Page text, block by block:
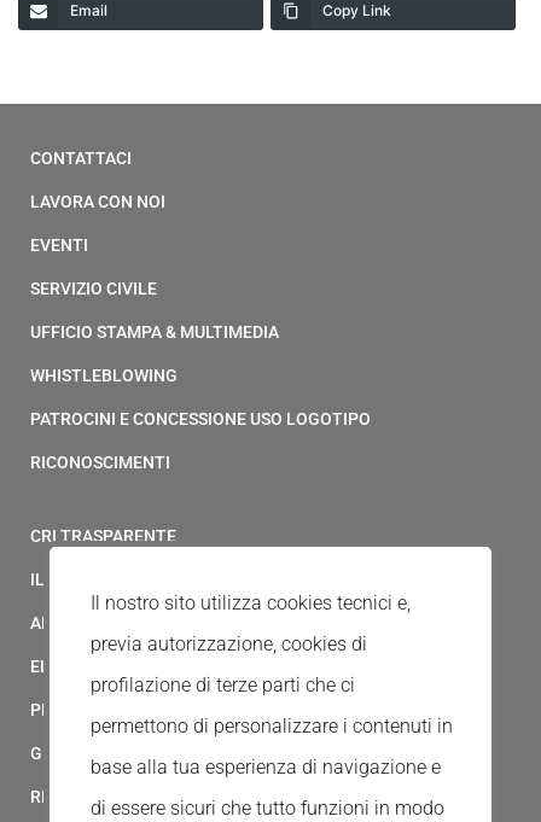
Email Copy Link
CONTATTACI
LAVORA CON NOI
EVENTI
SERVIZIO CIVILE
UFFICIO STAMPA & MULTIMEDIA
WHISTLEBLOWING
PATROCINI E CONCESSIONE USO LOGOTIPO
RICONOSCIMENTI
CRI TRASPARENTE
IL MODELLO 231 DELLA CROCE ROSSA ITALIANA
ALBO FORNITORI
ELENCO AVVOCATI
PRIVACY
GESTIONALE GAIA
RED CLOUD
Il nostro sito utilizza cookies tecnici e,
previa autorizzazione, cookies di
profilazione di terze parti che ci
permettono di personalizzare i contenuti in
base alla tua esperienza di navigazione e
di essere sicuri che tutto funzioni in modo